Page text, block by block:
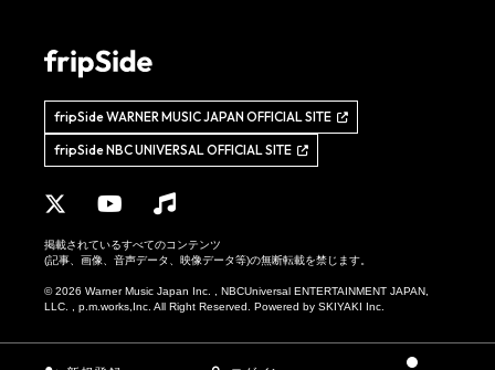
fripSide WARNER MUSIC JAPAN OFFICIAL SITE
fripSide NBC UNIVERSAL OFFICIAL SITE
掲載されているすべてのコンテンツ
(記事、画像、音声データ、映像データ等)の無断転載を禁じます。
© 2026 Warner Music Japan Inc. , NBCUniversal ENTERTAINMENT JAPAN,
LLC. , p.m.works,Inc. All Right Reserved. Powered by SKIYAKI Inc.